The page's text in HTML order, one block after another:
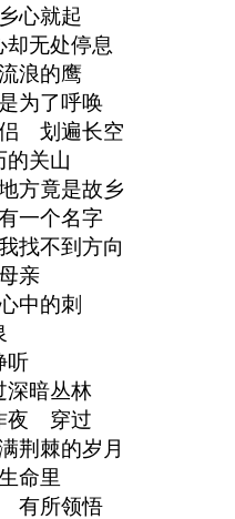
心就起
无处停息
浪的鹰
为了呼唤
划遍长空
的关山
方竟是故乡
一个名字
找不到方向
亲
中的刺
听
深暗丛林
夜 穿过
荆棘的岁月
命里
有所领悟